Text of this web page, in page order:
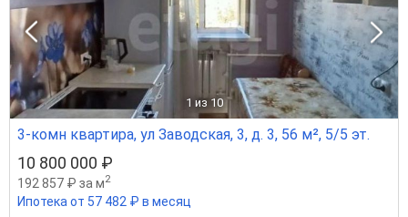
1 из 10
3-комн квартира, ул Заводская, 3, д. 3, 56 м², 5/5 эт.
10 800 000 ₽
192 857 ₽ за м2
Ипотека от 57 482 ₽ в месяц